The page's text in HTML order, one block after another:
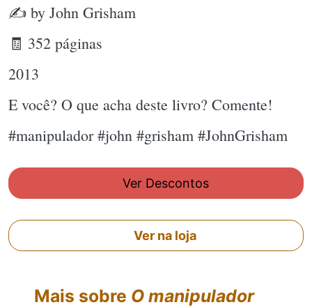
✍ by John Grisham
🧾 352 páginas
2013
E você? O que acha deste livro? Comente!
#manipulador #john #grisham #JohnGrisham
Ver Descontos
Ver na loja
Mais sobre O manipulador